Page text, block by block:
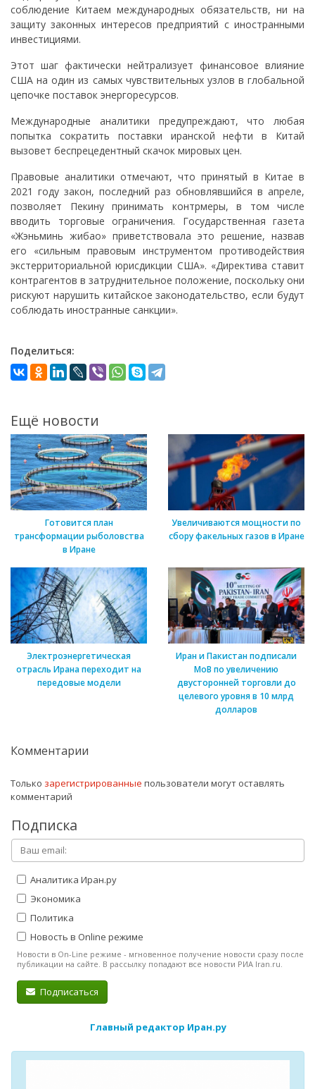
соблюдение Китаем международных обязательств, ни на
защиту законных интересов предприятий с иностранными
инвестициями.
Этот шаг фактически нейтрализует финансовое влияние
США на один из самых чувствительных узлов в глобальной
цепочке поставок энергоресурсов.
Международные аналитики предупреждают, что любая
попытка сократить поставки иранской нефти в Китай
вызовет беспрецедентный скачок мировых цен.
Правовые аналитики отмечают, что принятый в Китае в
2021 году закон, последний раз обновлявшийся в апреле,
позволяет Пекину принимать контрмеры, в том числе
вводить торговые ограничения. Государственная газета
«Жэньминь жибао» приветствовала это решение, назвав
его «сильным правовым инструментом противодействия
экстерриториальной юрисдикции США». «Директива ставит
контрагентов в затруднительное положение, поскольку они
рискуют нарушить китайское законодательство, если будут
соблюдать иностранные санкции».
Поделиться:
Ещё новости
Готовится план
трансформации рыболовства
в Иране
Увеличиваются мощности по
сбору факельных газов в Иране
Электроэнергетическая
отрасль Ирана переходит на
передовые модели
Иран и Пакистан подписали
МоВ по увеличению
двусторонней торговли до
целевого уровня в 10 млрд
долларов
Комментарии
Только зарегистрированные пользователи могут оставлять
комментарий
Подписка
Аналитика Иран.ру
Экономика
Политика
Новость в Online режиме
Новости в On-Line режиме - мгновенное получение новости сразу после
публикации на сайте. В рассылку попадают все новости РИА Iran.ru.
Подписаться
Главный редактор Иран.ру